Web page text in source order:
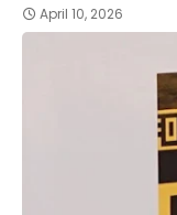
April 10, 2026